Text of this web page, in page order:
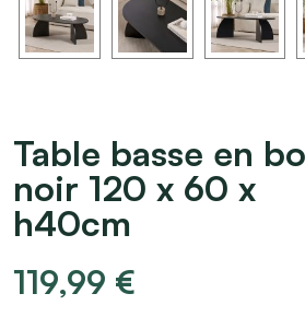
Table basse en
noir 120 x 60 x
h40cm
119,99 €